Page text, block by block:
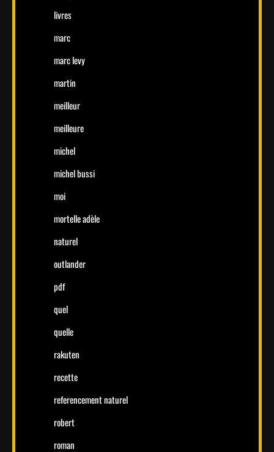
livres
marc
marc levy
martin
meilleur
meilleure
michel
michel bussi
moi
mortelle adèle
naturel
outlander
pdf
quel
quelle
rakuten
recette
referencement naturel
robert
roman